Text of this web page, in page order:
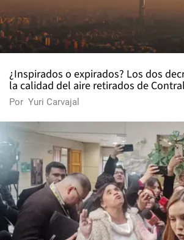
¿Inspirados o expirados? Los dos
la calidad del aire retirados de
Por Yuri Carvajal